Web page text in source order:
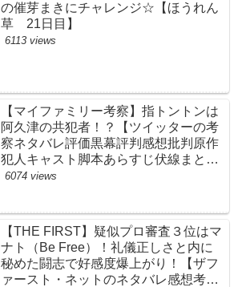
の催芽まきにチャレンジ☆【ほうれん
草 21日目】
6113 views
【マイファミリー考察】指トントンは
阿久津の共犯者！？【ツイッターの考
察ネタバレ評価黒幕評判感想批判原作
犯人キャスト脚本あらすじ伏線まと
め・松本幸四郎】
6074 views
【THE FIRST】疑似プロ審査３位はマ
ナト（Be Free）！礼儀正しさと内に
秘めた闘志で好感度爆上がり！【ザフ
ァースト・ネットのネタバレ感想考察